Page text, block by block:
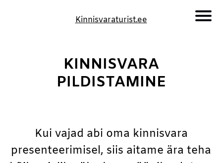
Kinnisvaraturist.ee
KINNISVARA
PILDISTAMINE
Kui vajad abi oma kinnisvara
presenteerimisel, siis aitame ära teha